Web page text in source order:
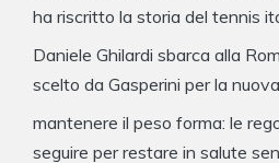
ha riscritto la storia del tennis
Daniele Ghilardi sbarca alla
scelto da Gasperini per la
mantenere il peso forma: le
seguire per restare in salute